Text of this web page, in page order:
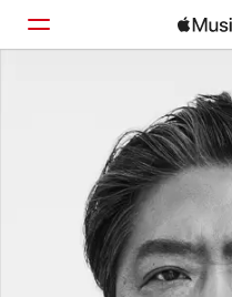
Parcourir
Rechercher